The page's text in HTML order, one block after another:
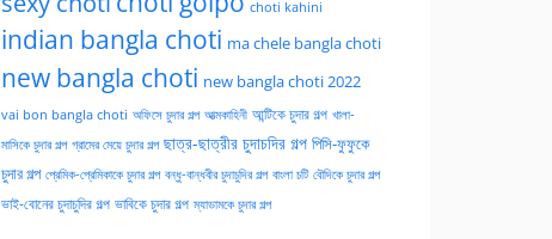
choti kahini
indian bangla choti ma chele bangla choti
new bangla choti new bangla choti 2022
vai bon bangla choti অফিসে চুদার গল্প আত্মকাহিনী আন্টিকে চুদার গল্প খালা-
মাসিকে চুদার গল্প গ্রামের মেয়ে চুদার গল্প ছাত্র-ছাত্রীর চুদাচদির গল্প পিসি-ফুফুকে
চুদার গল্প প্রেমিক-প্রেমিকাকে চুদার গল্প বন্ধু-বান্ধবীর চুদাচুদির গল্প বাংলা চটি বৌদিকে চুদার গল্প
ভাই-বোনের চুদাচুদির গল্প ভাবিকে চুদার গল্প ম্যাডামকে চুদার গল্প